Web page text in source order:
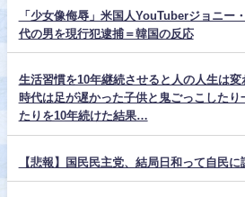
「少女像侮辱」米国人YouTuberジョニー
代の男を現行犯逮捕＝韓国の反応
生活習慣を10年継続させると人の人生は
時代は足が遅かった子供と鬼ごっこした
たりを10年続けた結果…
【悲報】国民民主党、結局日和って自民に